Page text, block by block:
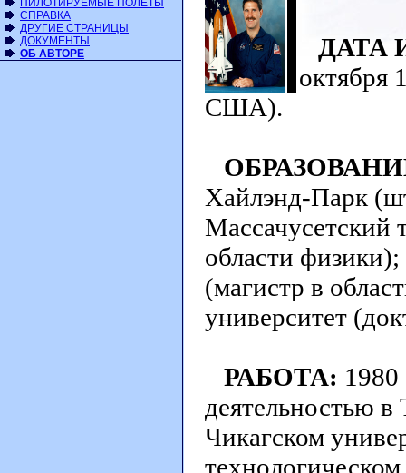
ПИЛОТИРУЕМЫЕ ПОЛЕТЫ
СПРАВКА
ДРУГИЕ СТРАНИЦЫ
ДОКУМЕНТЫ
ОБ АВТОРЕ
ДАТА
октября
США).
Хайлэнд-Парк
Массачусетский
области
(магистр в
университет
РАБОТА: 1980
деятельностью
Чикагском